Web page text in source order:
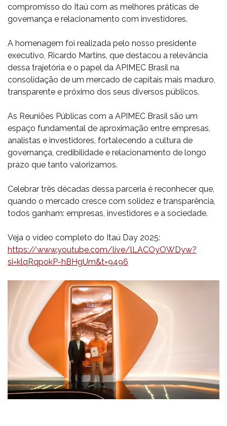
compromisso do Itaú com as melhores práticas de
governança e relacionamento com investidores.
A homenagem foi realizada pelo nosso presidente
executivo, Ricardo Martins, que destacou a relevância
dessa trajetória e o papel da APIMEC Brasil na
consolidação de um mercado de capitais mais maduro,
transparente e próximo dos seus diversos públicos.
As Reuniões Públicas com a APIMEC Brasil são um
espaço fundamental de aproximação entre empresas,
analistas e investidores, fortalecendo a cultura de
governança, credibilidade e relacionamento de longo
prazo que tanto valorizamos.
Celebrar três décadas dessa parceria é reconhecer que,
quando o mercado cresce com solidez e transparência,
todos ganham: empresas, investidores e a sociedade.
Veja o vídeo completo do Itaú Day 2025:
https://www.youtube.com/live/lLACOyOWDyw?
si=klqRqpokP-hBHgUm&t=9496